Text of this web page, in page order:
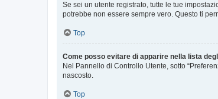
Se sei un utente registrato, tutte le tue
potrebbe non essere sempre vero. Questo ti
Top
Come posso evitare di apparire nella lista
Nel Pannello di Controllo Utente, sotto
nascosto.
Top